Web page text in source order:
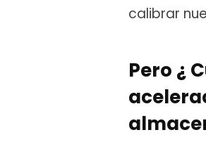
calibrar
Pero ¿